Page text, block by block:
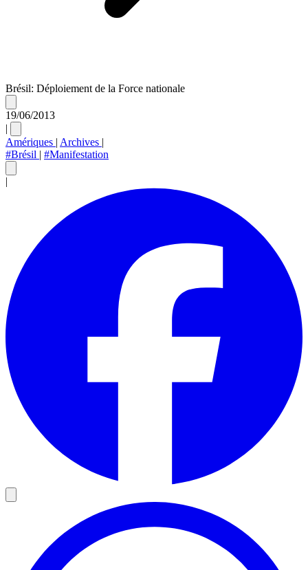
Brésil: Déploiement de la Force nationale
19/06/2013
|
Amériques | Archives |
#Brésil | #Manifestation
|